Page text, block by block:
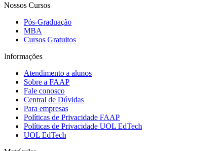
Nossos Cursos
Pós-Graduação
MBA
Cursos Gratuitos
Informações
Atendimento a alunos
Sobre a FAAP
Fale conosco
Central de Dúvidas
Para empresas
Políticas de Privacidade FAAP
Políticas de Privacidade UOL EdTech
UOL EdTech